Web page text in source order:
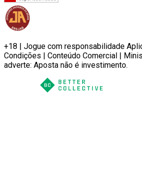
+18 | Jogue com responsabilidade
Condições | Conteúdo Comercial |
adverte: Aposta não é investimento.